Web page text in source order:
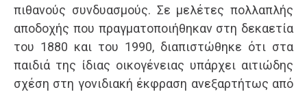
πιθανούς συνδυασμούς. Σε μελέτες πολλαπλής
αποδοχής που πραγματοποιήθηκαν στη δεκαετία
του 1880 και του 1990, διαπιστώθηκε ότι στα
παιδιά της ίδιας οικογένειας υπάρχει αιτιώδης
σχέση στη γονιδιακή έκφραση ανεξαρτήτως από